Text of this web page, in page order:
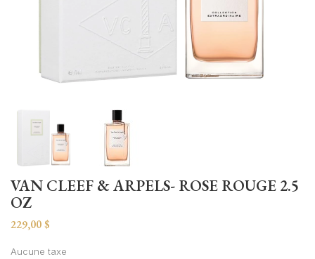
VAN CLEEF & ARPELS- ROSE ROUGE 2.5
OZ
229,00 $
Aucune taxe